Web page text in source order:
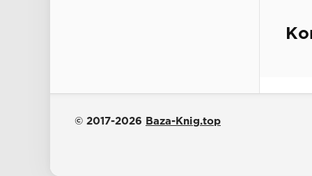
© 2017-2026 Baza-Knig.top